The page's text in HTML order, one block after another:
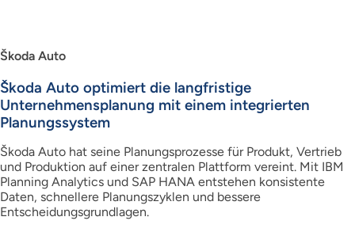
Škoda Auto
Škoda Auto optimiert die langfristige
Unternehmensplanung mit einem integrierten
Planungssystem
Škoda Auto hat seine Planungsprozesse für Produkt, Vertrieb
und Produktion auf einer zentralen Plattform vereint. Mit IBM
Planning Analytics und SAP HANA entstehen konsistente
Daten, schnellere Planungszyklen und bessere
Entscheidungsgrundlagen.